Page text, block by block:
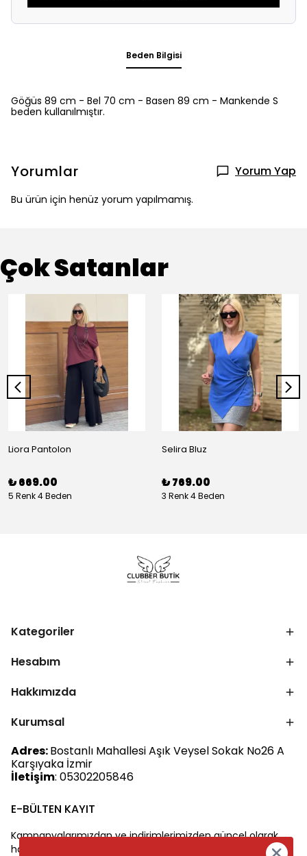
Beden Bilgisi
Göğüs 89 cm - Bel 70 cm - Basen 89 cm - Mankende S
beden kullanılmıştır.
Yorumlar Yorum Yap
Bu ürün için henüz yorum yapılmamış.
Çok Satanlar
Liora Pantolon
₺ 669.00
5 Renk 4 Beden
Selira Bluz
₺ 769.00
3 Renk 4 Beden
Kategoriler
Hesabım
Hakkımızda
Kurumsal
Adres:Bostanlı Mahallesi Aşık Veysel Sokak No26 A
Karşıyaka İzmir
İletişim: 05302205846
E-BÜLTEN KAYIT
Kampanyalarımızdan ve indirimlerimizden güncel olarak
haberdar olun.